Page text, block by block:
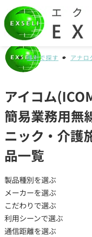
種別で探す アナロ
アイコム
簡易業務用無
ニック・介護
品一覧
製品種別を選ぶ
メーカーを選ぶ
こだわりで選ぶ
利用シーンで選ぶ
通信距離を選ぶ